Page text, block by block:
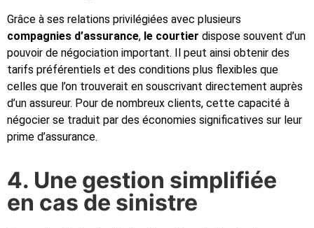
Grâce à ses relations privilégiées avec plusieurs
compagnies d’assurance, le courtier dispose souvent d’un
pouvoir de négociation important. Il peut ainsi obtenir des
tarifs préférentiels et des conditions plus flexibles que
celles que l’on trouverait en souscrivant directement auprès
d’un assureur. Pour de nombreux clients, cette capacité à
négocier se traduit par des économies significatives sur leur
prime d’assurance.
4. Une gestion simplifiée
en cas de sinistre